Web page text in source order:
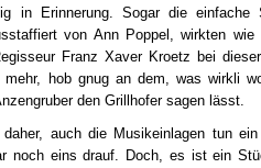
in Erinnerung. Sogar die
von Ann Poppel, wirkten
Franz Xaver Kroetz bei
hob gnug an dem, was wirkli
den Grillhofer sagen lässt.
auch die Musikeinlagen tun
noch eins drauf. Doch, es ist ein